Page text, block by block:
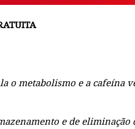
o metabolismo e a cafeína
e de eliminação